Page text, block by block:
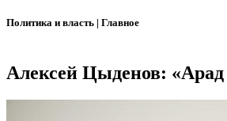
Политика и власть | Главное
Алексей Цыденов: «Арад